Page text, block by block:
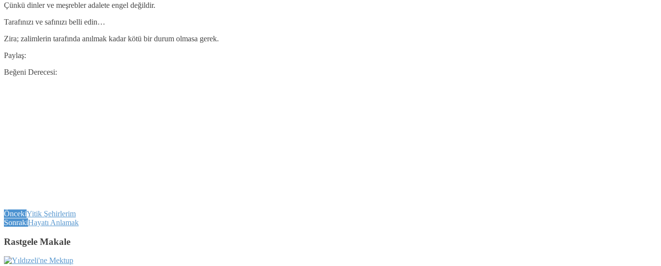
Çünkü dinler ve meşrebler adalete engel değildir.
Tarafınızı ve safınızı belli edin…
Zira; zalimlerin tarafında anılmak kadar kötü bir durum olmasa gerek.
Paylaş:
Beğeni Derecesi:
ÖncekiYitik Şehirlerim
SonrakiHayatı Anlamak
Rastgele Makale